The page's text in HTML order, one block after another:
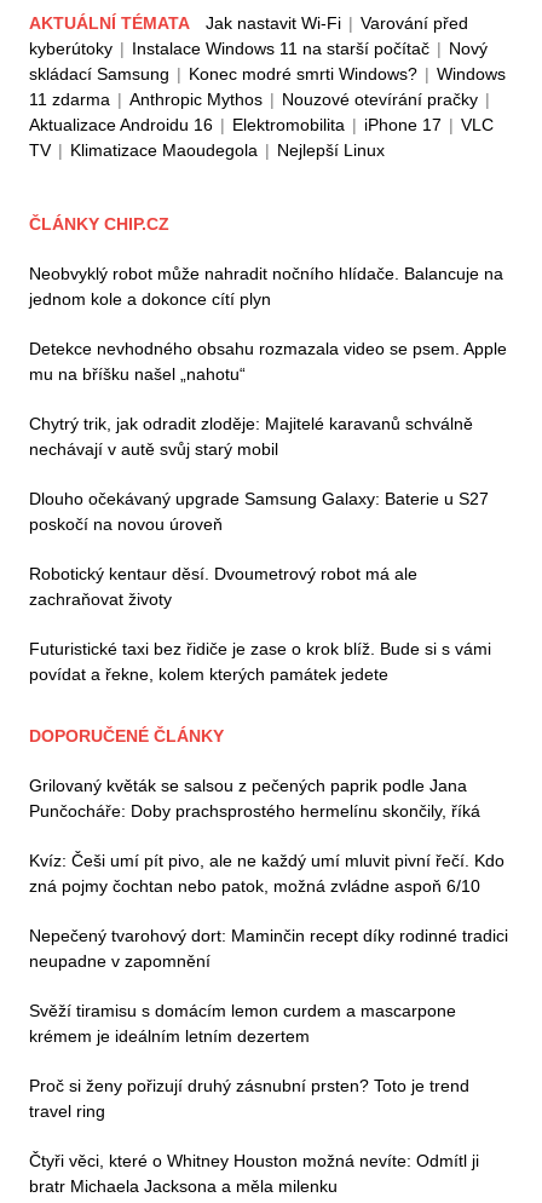
AKTUÁLNÍ TÉMATA Jak nastavit Wi-Fi | Varování před
kyberútoky | Instalace Windows 11 na starší počítač | Nový
skládací Samsung | Konec modré smrti Windows? | Windows
11 zdarma | Anthropic Mythos | Nouzové otevírání pračky |
Aktualizace Androidu 16 | Elektromobilita | iPhone 17 | VLC
TV | Klimatizace Maoudegola | Nejlepší Linux
ČLÁNKY CHIP.CZ
Neobvyklý robot může nahradit nočního hlídače. Balancuje na
jednom kole a dokonce cítí plyn
Detekce nevhodného obsahu rozmazala video se psem. Apple
mu na bříšku našel „nahotu“
Chytrý trik, jak odradit zloděje: Majitelé karavanů schválně
nechávají v autě svůj starý mobil
Dlouho očekávaný upgrade Samsung Galaxy: Baterie u S27
poskočí na novou úroveň
Robotický kentaur děsí. Dvoumetrový robot má ale
zachraňovat životy
Futuristické taxi bez řidiče je zase o krok blíž. Bude si s vámi
povídat a řekne, kolem kterých památek jedete
DOPORUČENÉ ČLÁNKY
Grilovaný květák se salsou z pečených paprik podle Jana
Punčocháře: Doby prachsprostého hermelínu skončily, říká
Kvíz: Češi umí pít pivo, ale ne každý umí mluvit pivní řečí. Kdo
zná pojmy čochtan nebo patok, možná zvládne aspoň 6/10
Nepečený tvarohový dort: Maminčin recept díky rodinné tradici
neupadne v zapomnění
Svěží tiramisu s domácím lemon curdem a mascarpone
krémem je ideálním letním dezertem
Proč si ženy pořizují druhý zásnubní prsten? Toto je trend
travel ring
Čtyři věci, které o Whitney Houston možná nevíte: Odmítl ji
bratr Michaela Jacksona a měla milenku